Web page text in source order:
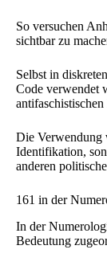
So versuchen
sichtbar zu
Selbst in
Code verwendet
Die Verwendung
Identifikation,
anderen
161 in der
In der
Bedeutung